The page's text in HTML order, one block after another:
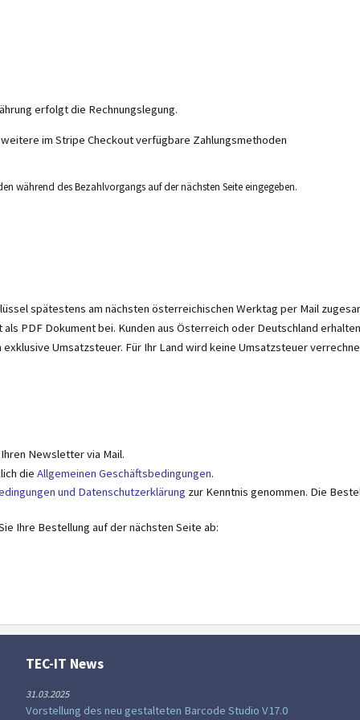
erfolgt die Rechnungslegung.
im Stripe Checkout verfügbare Zahlungsmethoden
während des Bezahlvorgangs auf der nächsten Seite eingegeben.
spätestens am nächsten österreichischen Werktag per Mail
als PDF Dokument bei. Kunden aus Österreich oder Deutschland
Umsatzsteuer. Für Ihr Land wird keine Umsatzsteuer
Newsletter via Mail.
die Allgemeinen Geschäftsbedingungen.
und Datenschutzerklärung zur Kenntnis genommen. Die
Ihre Bestellung auf der nächsten Seite ab:
TEC-IT News
31.03.2025
Vorstellung des neu gestalteten Barcode Studio V17.0